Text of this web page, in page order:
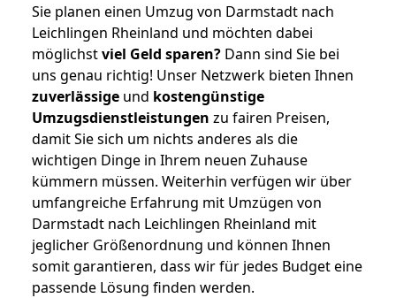
Sie planen einen Umzug von Darmstadt nach
Leichlingen Rheinland und möchten dabei
möglichstviel Geld sparen? Dann sind Sie bei
uns genau richtig! Unser Netzwerk bieten Ihnen
zuverlässige und kostengünstige
Umzugsdienstleistungen zu fairen Preisen,
damit Sie sich um nichts anderes als die
wichtigen Dinge in Ihrem neuen Zuhause
kümmern müssen. Weiterhin verfügen wir über
umfangreiche Erfahrung mit Umzügen von
Darmstadt nach Leichlingen Rheinland mit
jeglicher Größenordnung und können Ihnen
somit garantieren, dass wir für jedes Budget eine
passende Lösung finden werden.